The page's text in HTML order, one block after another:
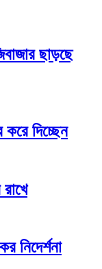
ছাড়ছে
করে দিচ্ছেন
নিদের্শনা